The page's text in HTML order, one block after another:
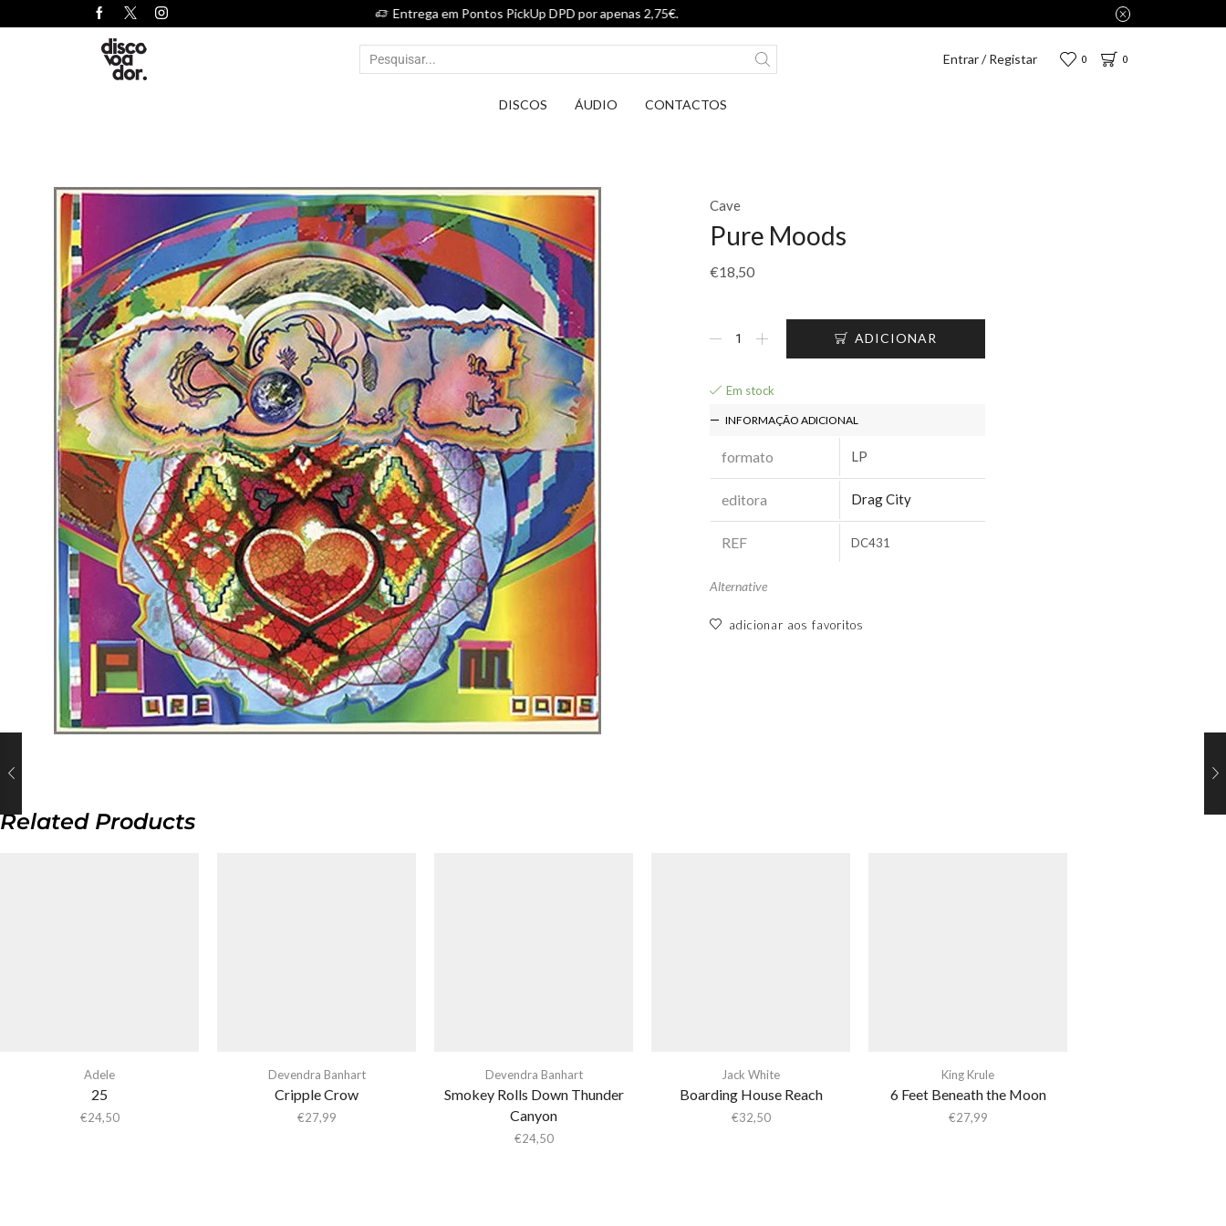
Entrega em Pontos PickUp DPD por apenas 2,75€.
Entrar / Registar 0 0
DISCOS ÁUDIO CONTACTOS
Cave
Pure Moods
€18,50
ADICIONAR
Em stock
INFORMAÇÃO ADICIONAL
formato LP
editora Drag City
REF DC431
Alternative
adicionar aos favoritos
Related Products
Adele
25
€24,50
Devendra Banhart
Cripple Crow
€27,99
Devendra Banhart
Smokey Rolls Down Thunder
Canyon
€24,50
Jack White
Boarding House Reach
€32,50
King Krule
6 Feet Beneath the Moon
€27,99